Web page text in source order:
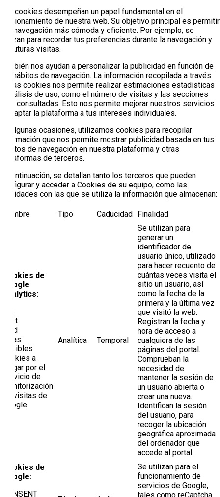
Las cookies desempeñan un papel fundamental en el
funcionamiento de nuestra web. Su objetivo principal es permitir
una navegación más cómoda y eficiente. Por ejemplo, se
utilizan para recordar tus preferencias durante la navegación y
en futuras visitas.
También nos ayudan a personalizar la publicidad en función de
tus hábitos de navegación. La información recopilada a través
de las cookies nos permite realizar estimaciones estadísticas
y análisis de uso, como el número de visitas y las secciones
más consultadas. Esto nos permite mejorar nuestros servicios
y adaptar la plataforma a tus intereses individuales.
En algunas ocasiones, utilizamos cookies para recopilar
información que nos permite mostrar publicidad basada en tus
hábitos de navegación en nuestra plataforma y otras
plataformas de terceros.
A continuación, se detallan tanto los terceros que pueden
configurar y acceder a Cookies de su equipo, como las
finalidades con las que se utiliza la información que almacenan:
Nombre Tipo Caducidad Finalidad
Cookies de
Google
Analytics:
_ga
_gat
_gid
Otras
posibles
cookies a
cargar por el
servicio de
monitorización
de visitas de
Google
Analítica Temporal
Se utilizan para
generar un
identificador de
usuario único, utilizado
para hacer recuento de
cuántas veces visita el
sitio un usuario, así
como la fecha de la
primera y la última vez
que visitó la web.
Registran la fecha y
hora de acceso a
cualquiera de las
páginas del portal.
Comprueban la
necesidad de
mantener la sesión de
un usuario abierta o
crear una nueva.
Identifican la sesión
del usuario, para
recoger la ubicación
geográfica aproximada
del ordenador que
accede al portal.
Cookies de
Google:
CONSENT
Se utilizan para el
funcionamiento de
servicios de Google,
tales como reCaptcha